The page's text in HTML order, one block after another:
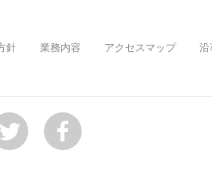
針 業務内容 アクセスマップ 沿